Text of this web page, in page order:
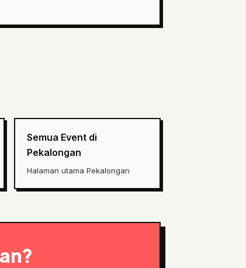
Semua Event di
Pekalongan
Halaman utama Pekalongan